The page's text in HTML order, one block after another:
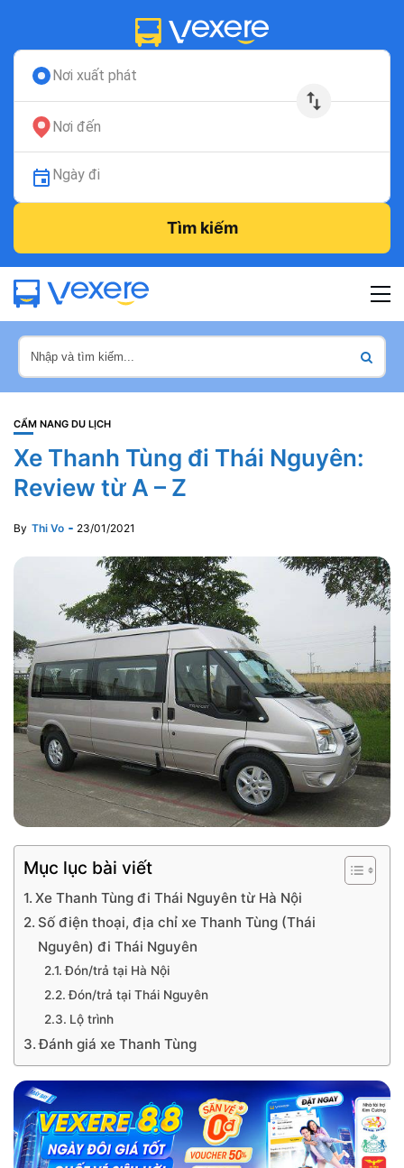
Nơi xuất phát
Nơi đến
Ngày đi
Tìm kiếm
CẨM NANG DU LỊCH
Xe Thanh Tùng đi Thái Nguyên:
Review từ A – Z
By Thi Vo 23/01/2021
Mục lục bài viết
Xe Thanh Tùng đi Thái Nguyên từ Hà Nội
Số điện thoại, địa chỉ xe Thanh Tùng (Thái
Nguyên) đi Thái Nguyên
Đón/trả tại Hà Nội
Đón/trả tại Thái Nguyên
Lộ trình
Đánh giá xe Thanh Tùng